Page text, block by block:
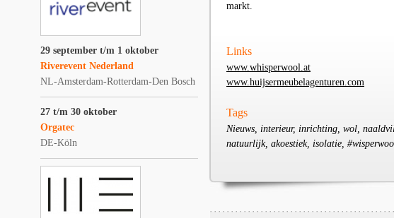
29 september t/m 1 oktober
Riverevent Nederland
NL-Amsterdam-Rotterdam-Den Bosch
27 t/m 30 oktober
Orgatec
DE-Köln
markt.
Links
www.whisperwool.at
www.huijsermeubelagenturen.com
Tags
Nieuws, interieur, inrichting, wol,
natuurlijk, akoestiek, isolatie,